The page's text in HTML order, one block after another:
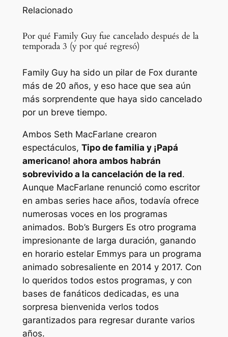
Relacionado
Por qué Family Guy fue cancelado después de la
temporada 3 (y por qué regresó)
Family Guy ha sido un pilar de Fox durante
más de 20 años, y eso hace que sea aún
más sorprendente que haya sido cancelado
por un breve tiempo.
Ambos Seth MacFarlane crearon
espectáculos, Tipo de familia y ¡Papá
americano! ahora ambos habrán
sobrevivido a la cancelación de la red.
Aunque MacFarlane renunció como escritor
en ambas series hace años, todavía ofrece
numerosas voces en los programas
animados. Bob’s Burgers Es otro programa
impresionante de larga duración, ganando
en horario estelar Emmys para un programa
animado sobresaliente en 2014 y 2017. Con
lo queridos todos estos programas, y con
bases de fanáticos dedicadas, es una
sorpresa bienvenida verlos todos
garantizados para regresar durante varios
años.